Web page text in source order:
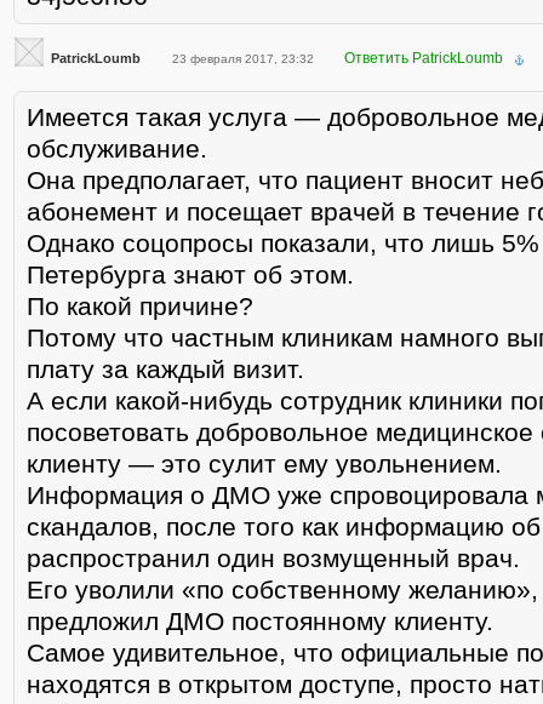
PatrickLoumb 23 февраля 2017, 23:32 Ответить PatrickLoumb
Имеется такая услуга — добровольное
обслуживание.
Она предполагает, что пациент вносит
абонемент и посещает врачей в
Однако соцопросы показали, что лишь
Петербурга знают об этом.
По какой причине?
Потому что частным клиникам намного
плату за каждый визит.
А если какой-нибудь сотрудник клиники
посоветовать добровольное
клиенту — это сулит ему увольнением.
Информация о ДМО уже спровоцировала
скандалов, после того как информацию об
распространил один возмущенный врач.
Его уволили «по собственному желанию»,
предложил ДМО постоянному клиенту.
Самое удивительное, что официальные
находятся в открытом доступе, просто